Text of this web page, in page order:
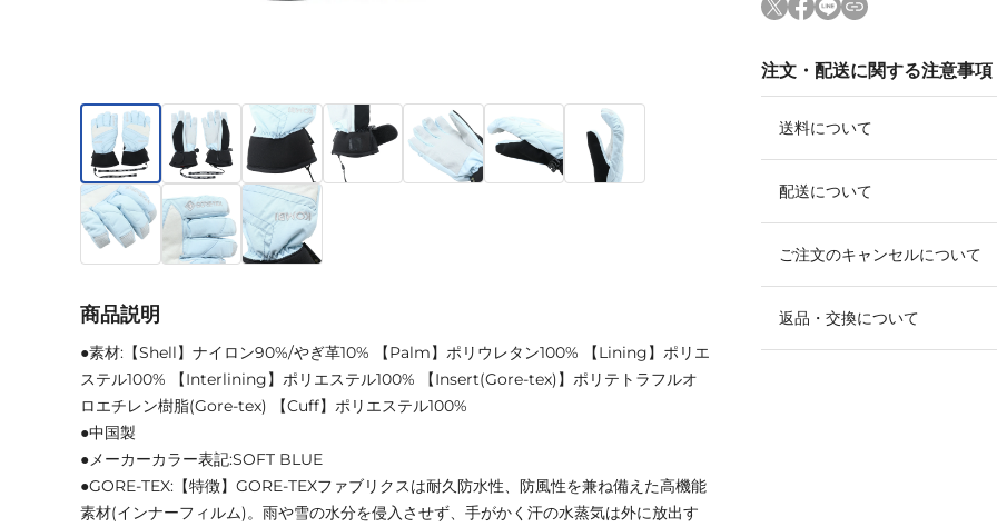
注文・配送に関する注意事項
送料について
配送について
ご注文のキャンセルについて
返品・交換について
商品説明
●素材:【Shell】ナイロン90%/やぎ革10% 【Palm】ポリウレタン100% 【Lining】ポリエ
ステル100% 【Interlining】ポリエステル100% 【Insert(Gore-tex)】ポリテトラフルオ
ロエチレン樹脂(Gore-tex) 【Cuff】ポリエステル100%
●中国製
●メーカーカラー表記:SOFT BLUE
●GORE-TEX:【特徴】GORE-TEXファブリクスは耐久防水性、防風性を兼ね備えた高機能
素材(インナーフィルム)。雨や雪の水分を侵入させず、手がかく汗の水蒸気は外に放出す